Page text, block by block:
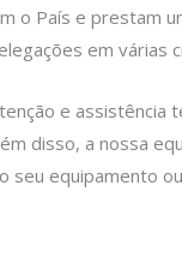
o País e prestam
em
e assistência
disso, a nossa
equipamento